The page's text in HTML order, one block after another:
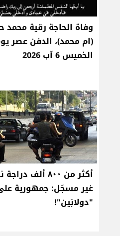
وفاة الحاجة رقية محمد
(ام محمد)، الدفن عصر
الخميس 6 آب 2026
أكثر من ٨٠٠ ألف
غير مسجّل: جمهورية
"دولابَين"!